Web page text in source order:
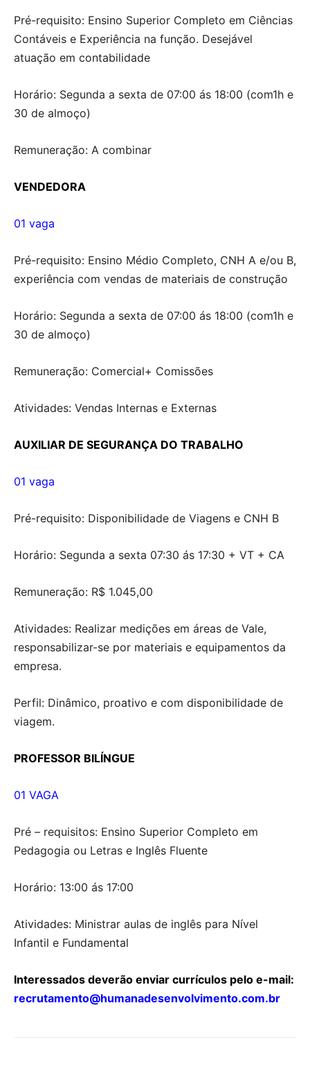
Pré-requisito: Ensino Superior Completo em Ciências
Contáveis e Experiência na função. Desejável
atuação em contabilidade
Horário: Segunda a sexta de 07:00 ás 18:00 (com1h e
30 de almoço)
Remuneração: A combinar
VENDEDORA
01 vaga
Pré-requisito: Ensino Médio Completo, CNH A e/ou B,
experiência com vendas de materiais de construção
Horário: Segunda a sexta de 07:00 ás 18:00 (com1h e
30 de almoço)
Remuneração: Comercial+ Comissões
Atividades: Vendas Internas e Externas
AUXILIAR DE SEGURANÇA DO TRABALHO
01 vaga
Pré-requisito: Disponibilidade de Viagens e CNH B
Horário: Segunda a sexta 07:30 ás 17:30 + VT + CA
Remuneração: R$ 1.045,00
Atividades: Realizar medições em áreas de Vale,
responsabilizar-se por materiais e equipamentos da
empresa.
Perfil: Dinâmico, proativo e com disponibilidade de
viagem.
PROFESSOR BILÍNGUE
01 VAGA
Pré – requisitos: Ensino Superior Completo em
Pedagogia ou Letras e Inglês Fluente
Horário: 13:00 ás 17:00
Atividades: Ministrar aulas de inglês para Nível
Infantil e Fundamental
Interessados deverão enviar currículos pelo e-mail:
recrutamento@humanadesenvolvimento.com.br